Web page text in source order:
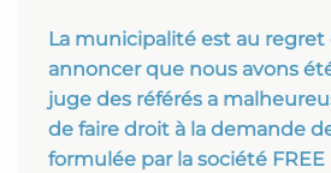
La municipalité est au regret
annoncer que nous avons
juge des référés a
de faire droit à la demande
formulée par la société FREE